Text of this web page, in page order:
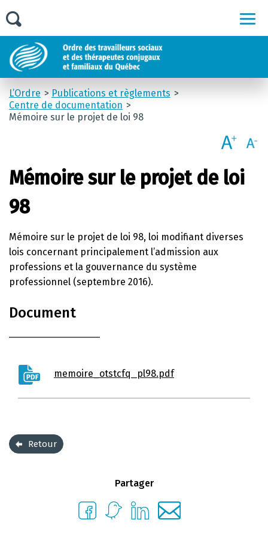
L’Ordre
Publications et règlements
Centre de documentation
Mémoire sur le projet de loi 98
Mémoire sur le projet de loi
98
Mémoire sur le projet de loi 98, loi modifiant diverses
lois concernant principalement l’admission aux
professions et la gouvernance du système
professionnel (septembre 2016).
Document
memoire_otstcfq_pl98.pdf
Retour
Partager